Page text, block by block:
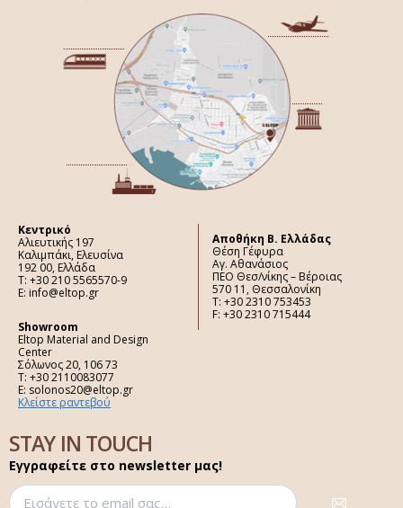
Κεντρικό
Αλιευτικής 197
Καλιμπάκι, Ελευσίνα
192 00, Ελλάδα
Τ: +30 210 5565570-9
E: info@eltop.gr
Showroom
Eltop Material and Design
Center
Σόλωνος 20, 106 73
Τ: +30 2110083077
E: solonos20@eltop.gr
Κλείστε ραντεβού
Aποθήκη Β. Ελλάδας
Θέση Γέφυρα
Αγ. Αθανάσιος
ΠΕΟ Θεσ/νίκης – Βέροιας
570 11, Θεσσαλονίκη
Τ: +30 2310 753453
F: +30 2310 715444
STAY IN TOUCH
Εγγραφείτε στο newsletter μας!